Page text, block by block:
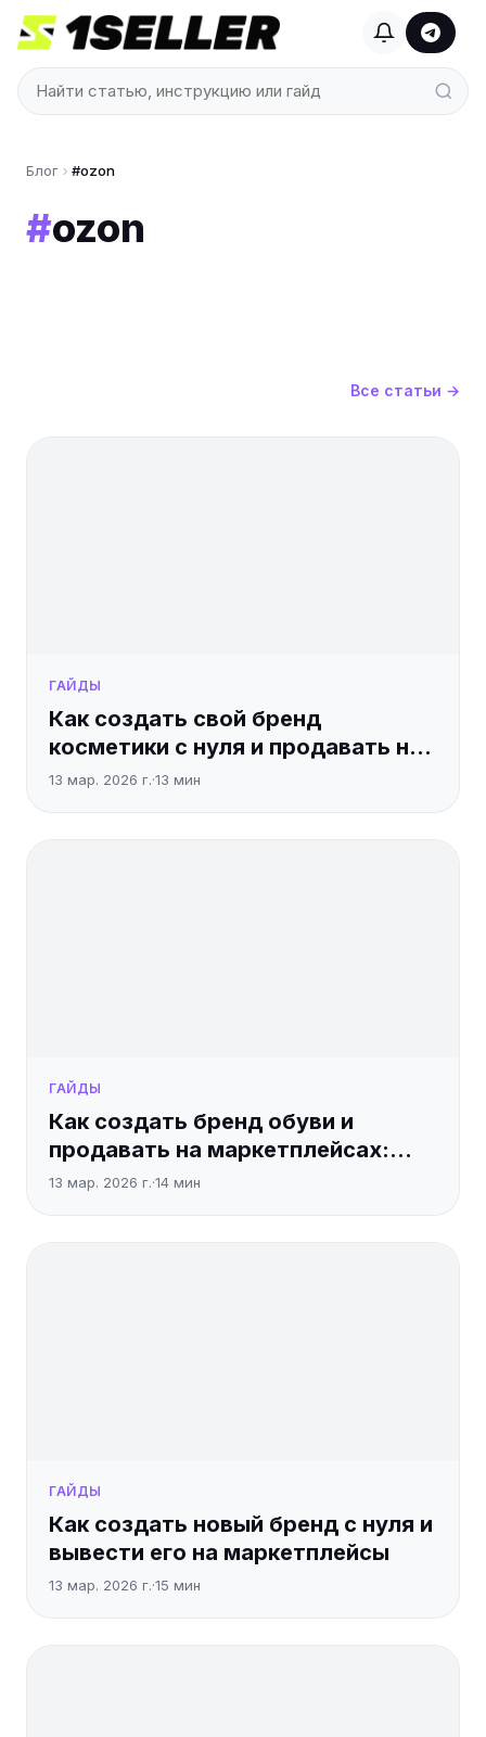
Блог #ozon
#ozon
Все статьи →
ГАЙДЫ
Как создать свой бренд
косметики с нуля и продавать на
маркетплейсах
13 мар. 2026 г.·13 мин
ГАЙДЫ
Как создать бренд обуви и
продавать на маркетплейсах:
полное руководство
13 мар. 2026 г.·14 мин
ГАЙДЫ
Как создать новый бренд с нуля и
вывести его на маркетплейсы
13 мар. 2026 г.·15 мин